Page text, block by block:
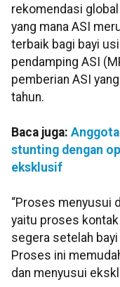
rekomendasi
yang mana ASI
terbaik bagi bayi
pendamping ASI
pemberian ASI
tahun.
Baca juga: Anggota
stunting dengan
eksklusif
“Proses menyusui
yaitu proses
segera setelah
Proses ini
dan menyusui